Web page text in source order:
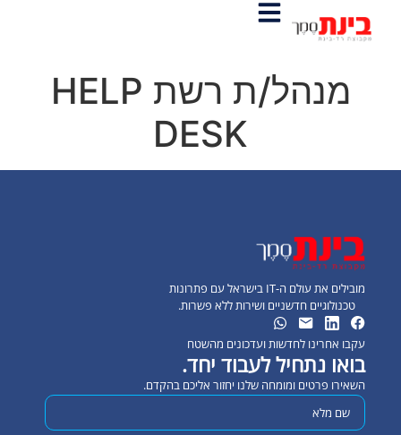
מנהל/ת רשת HELP
DESK
מובילים את עולם ה-IT בישראל עם פתרונות
טכנולוגיים חדשניים ושירות ללא פשרות.
עקבו אחרינו לחדשות ועדכונים מהשטח
בואו נתחיל לעבוד יחד.
השאירו פרטים ומומחה שלנו יחזור אליכם בהקדם.